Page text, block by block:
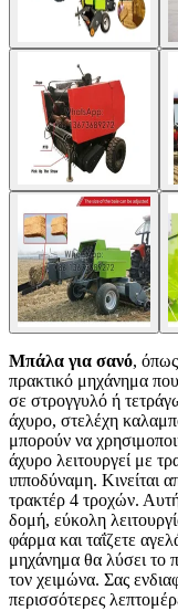
Μπάλα για σανό,
πρακτικό μηχάνημα
σε στρογγυλό ή
άχυρο, στελέχη
μπορούν να
άχυρο λειτουργεί με
ιπποδύναμη. Κινείται
τρακτέρ 4 τροχών.
δομή, εύκολη
φάρμα και ταΐζετε
μηχάνημα θα λύσει το
τον χειμώνα. Σας
περισσότερες